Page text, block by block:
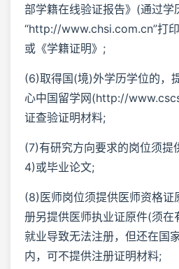
部学籍在线验证报告》(通过学
“http://www.chsi.com.cn”打
或《学籍证明》;
(6)取得国(境)外学历学位的，
心中国留学网(http://
证查验证明材料;
(7)有研究方向要求的岗位须提
4)或毕业论文;
(8)医师岗位须提供医师资格证
册另提供医师执业证原件(须在
就业导致无法注册，但还在国
内，可不提供注册证明材料;